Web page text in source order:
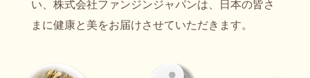
い、株式会社ファンジンジャパンは、日本の皆さ
まに健康と美をお届けさせていただきます。